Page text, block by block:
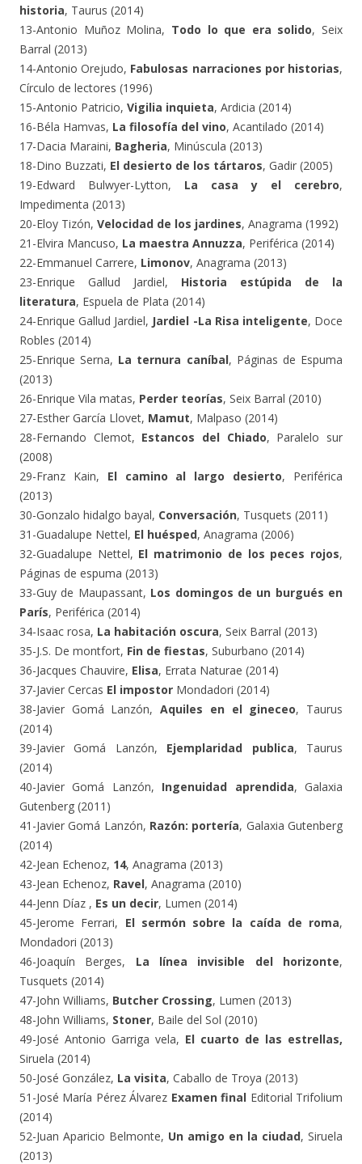
historia, Taurus (2014)
13-Antonio Muñoz Molina, Todo lo que era solido, Seix
Barral (2013)
14-Antonio Orejudo, Fabulosas narraciones por historias,
Círculo de lectores (1996)
15-Antonio Patricio, Vigilia inquieta, Ardicia (2014)
16-Béla Hamvas, La filosofía del vino, Acantilado (2014)
17-Dacia Maraini, Bagheria, Minúscula (2013)
18-Dino Buzzati, El desierto de los tártaros, Gadir (2005)
19-Edward Bulwyer-Lytton, La casa y el cerebro,
Impedimenta (2013)
20-Eloy Tizón, Velocidad de los jardines, Anagrama (1992)
21-Elvira Mancuso, La maestra Annuzza, Periférica (2014)
22-Emmanuel Carrere, Limonov, Anagrama (2013)
23-Enrique Gallud Jardiel, Historia estúpida de la
literatura, Espuela de Plata (2014)
24-Enrique Gallud Jardiel, Jardiel -La Risa inteligente, Doce
Robles (2014)
25-Enrique Serna, La ternura caníbal, Páginas de Espuma
(2013)
26-Enrique Vila matas, Perder teorías, Seix Barral (2010)
27-Esther García Llovet, Mamut, Malpaso (2014)
28-Fernando Clemot, Estancos del Chiado, Paralelo sur
(2008)
29-Franz Kain, El camino al largo desierto, Periférica
(2013)
30-Gonzalo hidalgo bayal, Conversación, Tusquets (2011)
31-Guadalupe Nettel, El huésped, Anagrama (2006)
32-Guadalupe Nettel, El matrimonio de los peces rojos,
Páginas de espuma (2013)
33-Guy de Maupassant, Los domingos de un burgués en
París, Periférica (2014)
34-Isaac rosa, La habitación oscura, Seix Barral (2013)
35-J.S. De montfort, Fin de fiestas, Suburbano (2014)
36-Jacques Chauvire, Elisa, Errata Naturae (2014)
37-Javier Cercas El impostor Mondadori (2014)
38-Javier Gomá Lanzón,Aquiles en el gineceo, Taurus
(2014)
39-Javier Gomá Lanzón, Ejemplaridad publica, Taurus
(2014)
40-Javier Gomá Lanzón, Ingenuidad aprendida, Galaxia
Gutenberg (2011)
41-Javier Gomá Lanzón, Razón: portería, Galaxia Gutenberg
(2014)
42-Jean Echenoz, 14, Anagrama (2013)
43-Jean Echenoz, Ravel, Anagrama (2010)
44-Jenn Díaz , Es un decir, Lumen (2014)
45-Jerome Ferrari, El sermón sobre la caída de roma,
Mondadori (2013)
46-Joaquín Berges, La línea invisible del horizonte,
Tusquets (2014)
47-John Williams, Butcher Crossing, Lumen (2013)
48-John Williams, Stoner, Baile del Sol (2010)
49-José Antonio Garriga vela, El cuarto de las estrellas,
Siruela (2014)
50-José González, La visita, Caballo de Troya (2013)
51-José María Pérez Álvarez Examen final Editorial Trifolium
(2014)
52-Juan Aparicio Belmonte, Un amigo en la ciudad, Siruela
(2013)